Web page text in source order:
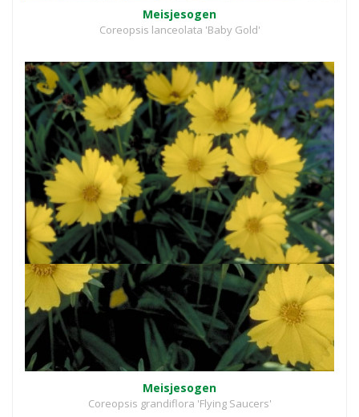
Meisjesogen
Coreopsis lanceolata 'Baby Gold'
Meisjesogen
Coreopsis grandiflora 'Flying Saucers'